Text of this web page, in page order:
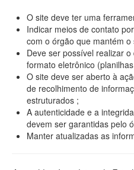
O site deve ter uma
Indicar meios de contato
com o órgão que mantém o
Deve ser possível realizar
formato eletrônico
O site deve ser aberto à
de recolhimento de
estruturados ;
A autenticidade e a
devem ser garantidas pelo
Manter atualizadas as